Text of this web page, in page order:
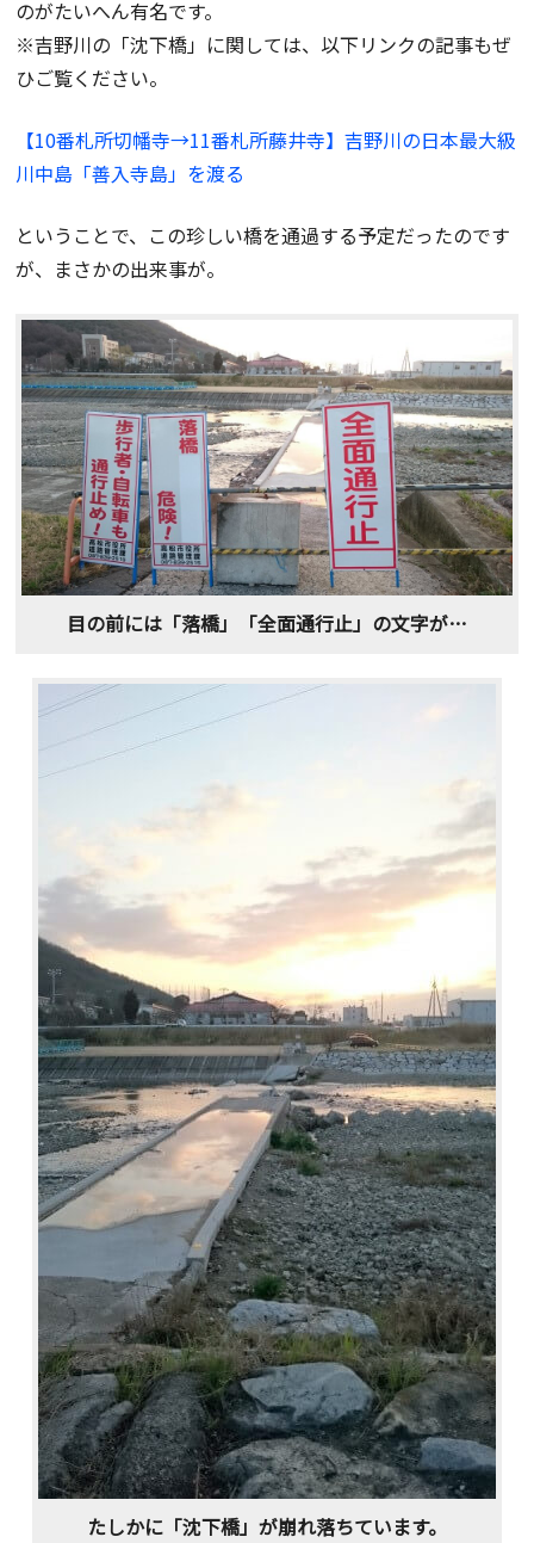
のがたいへん有名です。
※吉野川の「沈下橋」に関しては、以下リンクの記事もぜ
ひご覧ください。
【10番札所切幡寺→11番札所藤井寺】吉野川の日本最大級
川中島「善入寺島」を渡る
ということで、この珍しい橋を通過する予定だったのです
が、まさかの出来事が。
目の前には「落橋」「全面通行止」の文字が…
たしかに「沈下橋」が崩れ落ちています。